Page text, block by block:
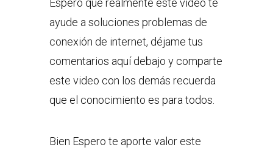
Espero que realmente este video te
ayude a soluciones problemas de
conexión de internet, déjame tus
comentarios aquí debajo y comparte
este video con los demás recuerda
que el conocimiento es para todos.
Bien Espero te aporte valor este